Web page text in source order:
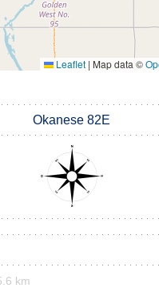
Leaflet | Map data ©
Okanese 82E
km